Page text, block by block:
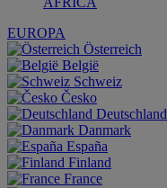
EUROPA
Österreich
België
Schweiz
Česko
Deutschland
Danmark
España
Finland
France